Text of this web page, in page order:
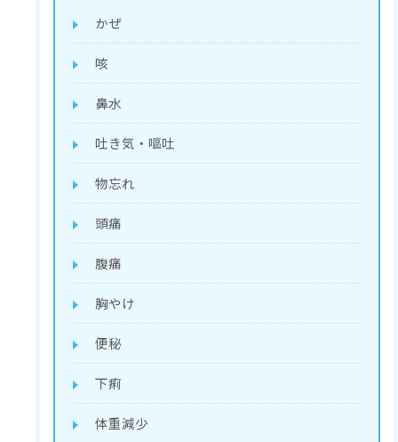
かぜ
咳
鼻水
吐き気・嘔吐
物忘れ
頭痛
腹痛
胸やけ
便秘
下痢
体重減少